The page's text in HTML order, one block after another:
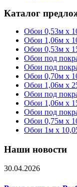
Каталог
Обои 0,53м x
Обои 1,06м х
Обои 0,53м x
Обои под
Обои под
Обои 0,70м x
Обои 1,06м x
Обои под
Обои 1,06м x
Обои под
Обои 0,75м x
Обои 1м х
Наши новости
30.04.2026